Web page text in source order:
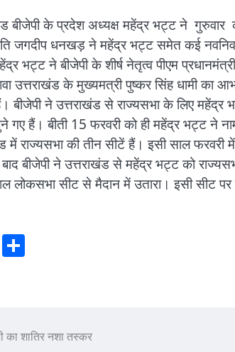
बीजेपी के प्रदेश अध्यक्ष महेंद्र भट्ट ने गुरुवार
जगदीप धनखड़ ने महेंद्र भट्ट समेत कई
भट्ट ने बीजेपी के शीर्ष नेतृत्व पीएम
उत्तराखंड के मुख्यमत्री पुष्कर सिंह धामी का
बीजेपी ने उत्तराखंड से राज्यसभा के लिए
गए हैं। बीती 15 फरवरी को ही महेंद्र भट्ट ने
में राज्यसभा की तीन सीटें हैं। इसी साल
बीजेपी ने उत्तराखंड से महेंद्र भट्ट को
लोकसभा सीट से मैदान में उतारा। इसी सीट
Email
का शातिर नशा तस्कर